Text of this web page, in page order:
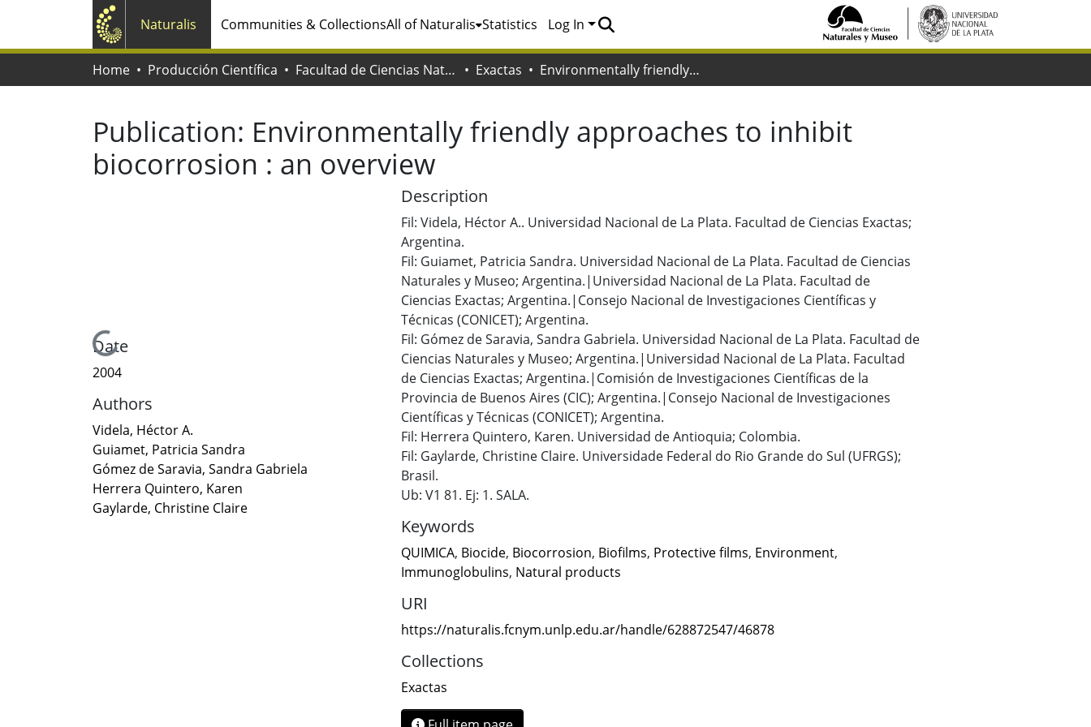
Naturalis Communities & CollectionsAll of Naturalis Statistics Log In
Home Producción Científica Facultad de Ciencias Naturales y Museo Exactas Environmentally friendly approaches to inhibit biocorrosion : an overview
Publication: Environmentally friendly approaches to inhibit
biocorrosion : an overview
Loading...
Date
2004
Authors
Videla, Héctor A.
Guiamet, Patricia Sandra
Gómez de Saravia, Sandra Gabriela
Herrera Quintero, Karen
Gaylarde, Christine Claire
Description
Fil: Videla, Héctor A.. Universidad Nacional de La Plata. Facultad de Ciencias Exactas;
Argentina.
Fil: Guiamet, Patricia Sandra. Universidad Nacional de La Plata. Facultad de Ciencias
Naturales y Museo; Argentina.|Universidad Nacional de La Plata. Facultad de
Ciencias Exactas; Argentina.|Consejo Nacional de Investigaciones Científicas y
Técnicas (CONICET); Argentina.
Fil: Gómez de Saravia, Sandra Gabriela. Universidad Nacional de La Plata. Facultad de
Ciencias Naturales y Museo; Argentina.|Universidad Nacional de La Plata. Facultad
de Ciencias Exactas; Argentina.|Comisión de Investigaciones Científicas de la
Provincia de Buenos Aires (CIC); Argentina.|Consejo Nacional de Investigaciones
Científicas y Técnicas (CONICET); Argentina.
Fil: Herrera Quintero, Karen. Universidad de Antioquia; Colombia.
Fil: Gaylarde, Christine Claire. Universidade Federal do Rio Grande do Sul (UFRGS);
Brasil.
Ub: V1 81. Ej: 1. SALA.
Keywords
QUIMICA, Biocide, Biocorrosion, Biofilms, Protective films, Environment,
Immunoglobulins, Natural products
URI
https://naturalis.fcnym.unlp.edu.ar/handle/628872547/46878
Collections
Exactas